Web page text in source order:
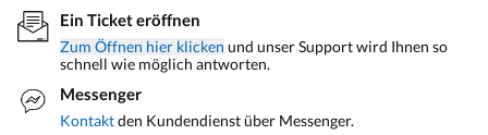
Ein Ticket eröffnen
Zum Öffnen hier klicken und unser Support wird Ihnen so
schnell wie möglich antworten.
Messenger
Kontaktden Kundendienst über Messenger.